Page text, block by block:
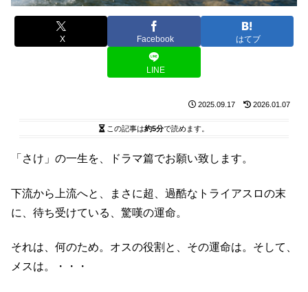
X Facebook はてブ
LINE
2025.09.17 2026.01.07
この記事は約5分で読めます。
「さけ」の一生を、ドラマ篇でお願い致します。
下流から上流へと、まさに超、過酷なトライアスロの末
に、待ち受けている、驚嘆の運命。
それは、何のため。オスの役割と、その運命は。そして、
メスは。・・・